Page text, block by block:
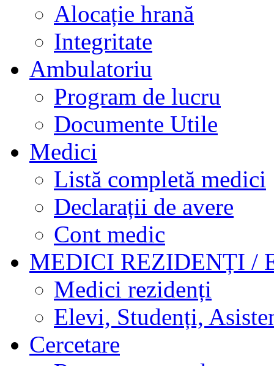
Alocație hrană
Integritate
Ambulatoriu
Program de lucru
Documente Utile
Medici
Listă completă medici
Declarații de avere
Cont medic
MEDICI REZIDENȚI /
Medici rezidenți
Elevi, Studenți,
Cercetare